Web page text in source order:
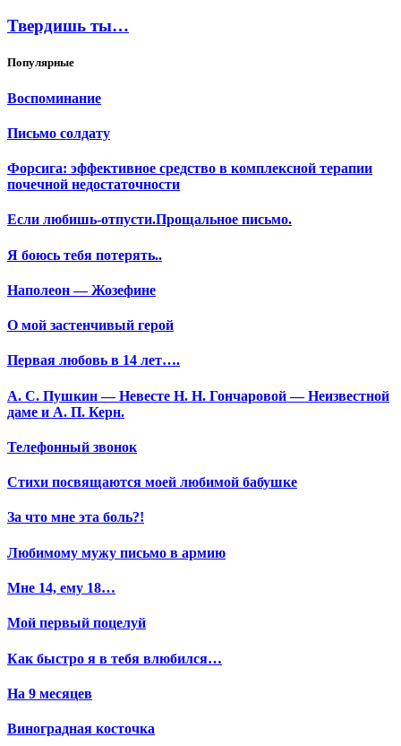
Твердишь ты…
Популярные
Воспоминание
Письмо солдату
Форсига: эффективное средство в комплексной терапии
почечной недостаточности
Если любишь-отпусти.Прощальное письмо.
Я боюсь тебя потерять..
Наполеон — Жозефине
О мой застенчивый герой
Первая любовь в 14 лет….
А. С. Пушкин — Невесте Н. Н. Гончаровой — Неизвестной
даме и А. П. Керн.
Телефонный звонок
Стихи посвящаются моей любимой бабушке
За что мне эта боль?!
Любимому мужу письмо в армию
Мне 14, ему 18…
Мой первый поцелуй
Как быстро я в тебя влюбился…
На 9 месяцев
Виноградная косточка